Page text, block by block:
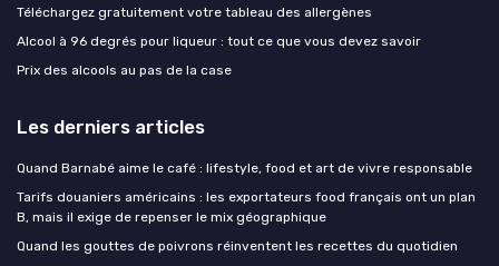
Téléchargez gratuitement votre tableau des allergènes
Alcool à 96 degrés pour liqueur : tout ce que vous devez savoir
Prix des alcools au pas de la case
Les derniers articles
Quand Barnabé aime le café : lifestyle, food et art de vivre responsable
Tarifs douaniers américains : les exportateurs food français ont un plan
B, mais il exige de repenser le mix géographique
Quand les gouttes de poivrons réinventent les recettes du quotidien